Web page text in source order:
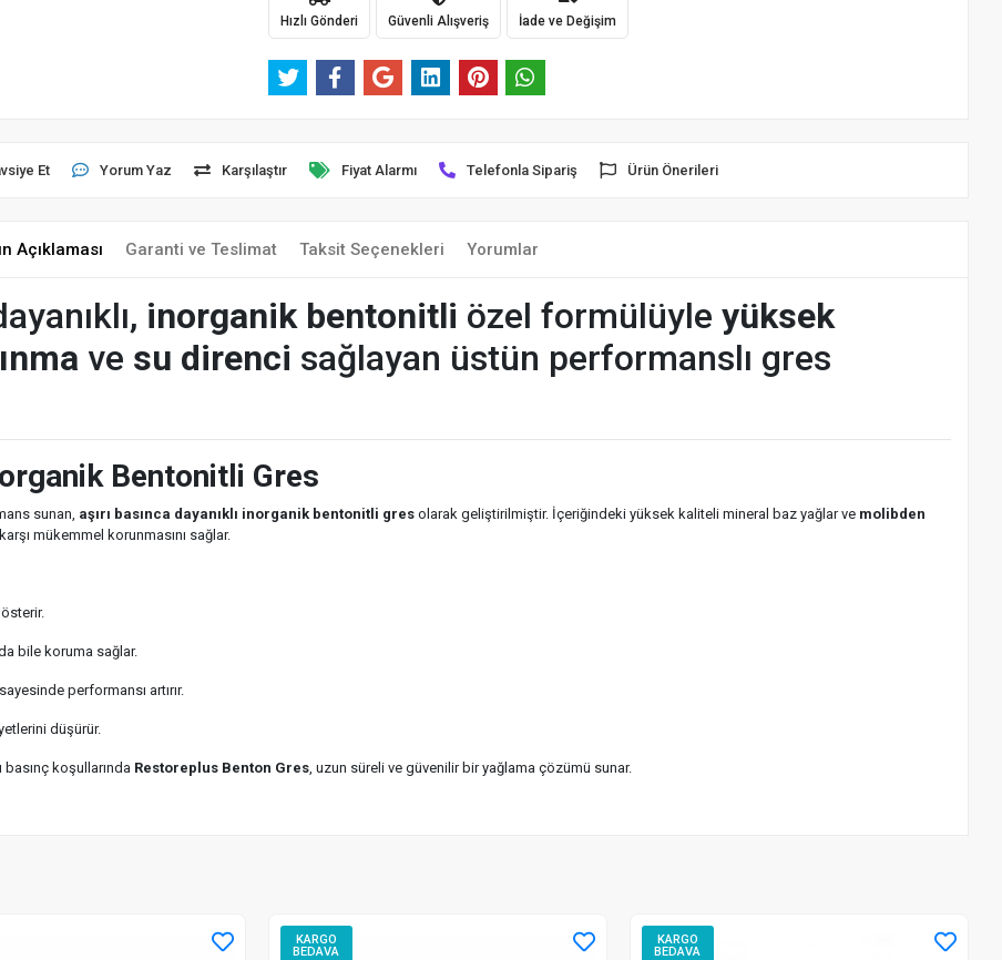
Hızlı Gönderi Güvenli Alışveriş İade ve Değişim
Et Yorum Yaz Karşılaştır Fiyat Alarmı Telefonla Sipariş Ürün Önerileri
Açıklaması Garanti ve Teslimat Taksit Seçenekleri Yorumlar
inorganik bentonitli özel formülüyleyüksek
ve su direnci sağlayan üstün performanslı gres
Bentonitli Gres
sunan, aşırı basınca dayanıklı inorganik bentonitli gres olarak geliştirilmiştir. İçeriğindeki yüksek kaliteli mineral baz yağlar ve molibden
mükemmel korunmasını sağlar.
bile koruma sağlar.
performansı artırır.
düşürür.
koşullarında Restoreplus Benton Gres, uzun süreli ve güvenilir bir yağlama çözümü sunar.
KARGO
BEDAVA
KARGO
BEDAVA